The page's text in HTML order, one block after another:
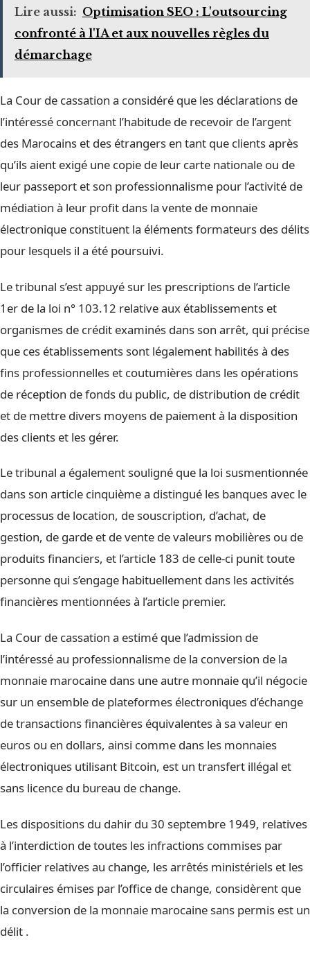
Lire aussi: Optimisation SEO : L'outsourcing
confronté à l'IA et aux nouvelles règles du
démarchage
La Cour de cassation a considéré que les déclarations de
l’intéressé concernant l’habitude de recevoir de l’argent
des Marocains et des étrangers en tant que clients après
qu’ils aient exigé une copie de leur carte nationale ou de
leur passeport et son professionnalisme pour l’activité de
médiation à leur profit dans la vente de monnaie
électronique constituent la éléments formateurs des délits
pour lesquels il a été poursuivi.
Le tribunal s’est appuyé sur les prescriptions de l’article
1er de la loi n° 103.12 relative aux établissements et
organismes de crédit examinés dans son arrêt, qui précise
que ces établissements sont légalement habilités à des
fins professionnelles et coutumières dans les opérations
de réception de fonds du public, de distribution de crédit
et de mettre divers moyens de paiement à la disposition
des clients et les gérer.
Le tribunal a également souligné que la loi susmentionnée
dans son article cinquième a distingué les banques avec le
processus de location, de souscription, d’achat, de
gestion, de garde et de vente de valeurs mobilières ou de
produits financiers, et l’article 183 de celle-ci punit toute
personne qui s’engage habituellement dans les activités
financières mentionnées à l’article premier.
La Cour de cassation a estimé que l’admission de
l’intéressé au professionnalisme de la conversion de la
monnaie marocaine dans une autre monnaie qu’il négocie
sur un ensemble de plateformes électroniques d’échange
de transactions financières équivalentes à sa valeur en
euros ou en dollars, ainsi comme dans les monnaies
électroniques utilisant Bitcoin, est un transfert illégal et
sans licence du bureau de change.
Les dispositions du dahir du 30 septembre 1949, relatives
à l’interdiction de toutes les infractions commises par
l’officier relatives au change, les arrêtés ministériels et les
circulaires émises par l’office de change, considèrent que
la conversion de la monnaie marocaine sans permis est un
délit .